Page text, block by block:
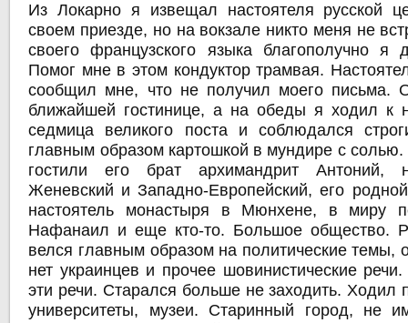
Из Локарно я извещал настоятеля русской
своем приезде, но на вокзале никто меня не
своего французского языка благополучно я
Помог мне в этом кондуктор трамвая.
сообщил мне, что не получил моего письма.
ближайшей гостинице, а на обеды я ходил к
седмица великого поста и соблюдался
главным образом картошкой в мундире с
гостили его брат архимандрит Антоний,
Женевский и Западно-Европейский, его
настоятель монастыря в Мюнхене, в миру
Нафанаил и еще кто-то. Большое общество.
велся главным образом на политические темы,
нет украинцев и прочее шовинистические
эти речи. Старался больше не заходить. Ходил
университеты, музеи. Старинный город, не